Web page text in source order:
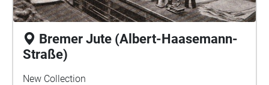
Bremer Jute (Albert-Haasemann-
Straße)
New Collection